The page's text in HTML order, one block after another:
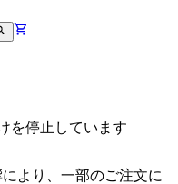
を停止しています
より、一部のご注文に